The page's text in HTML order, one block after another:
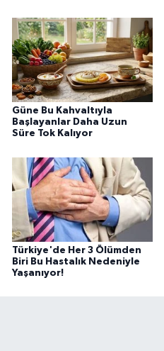
Güne Bu Kahvaltıyla
Başlayanlar Daha Uzun
Süre Tok Kalıyor
Türkiye'de Her 3 Ölümden
Biri Bu Hastalık Nedeniyle
Yaşanıyor!